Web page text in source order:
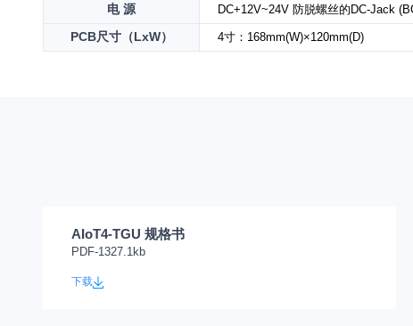
电 源 DC+12V~24V 防脱螺丝的DC-Jack
PCB尺寸（LxW） 4寸：168mm(W)×120mm(D)
AIoT4-TGU 规格书
PDF-1327.1kb
下载